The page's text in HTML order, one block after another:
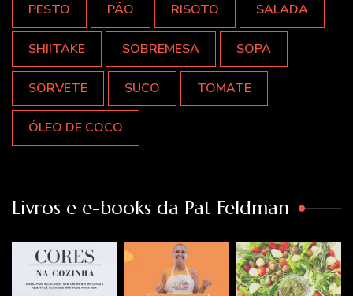
PESTO PÃO RISOTO SALADA
SHIITAKE SOBREMESA SOPA
SORVETE SUCO TOMATE
ÓLEO DE COCO
Livros e e-books da Pat Feldman